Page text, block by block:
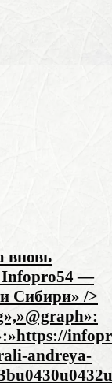
вновь
Infopro54 —
Сибири» />
andreya-